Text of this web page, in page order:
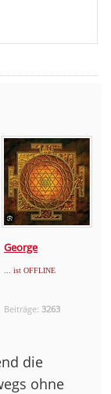
George
... ist OFFLINE
Beiträge:3263
die
ohne